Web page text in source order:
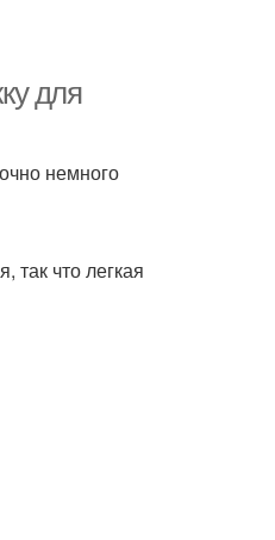
для
немного
что легкая